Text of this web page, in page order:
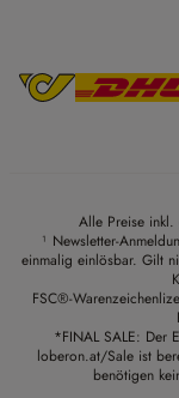
Alle Preise
¹ Newsletter-
einmalig einlösbar. Gilt
FSC®-
*FINAL SALE: Der
loberon.at/Sale ist
benötigen